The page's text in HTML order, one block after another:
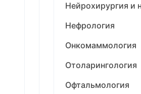
Нейрохирургия и
Нефрология
Онкомаммология
Отоларингология
Офтальмология